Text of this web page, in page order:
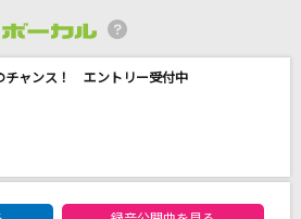
チャンス！ エントリー受付中
ーカルエントリーランキング